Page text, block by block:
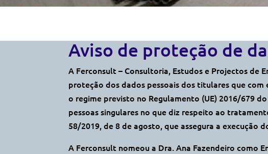
Aviso de proteção de
A Ferconsult – Consultoria, Estudos e Projectos de
proteção dos dados pessoais dos titulares que
o regime previsto no Regulamento (UE) 2016/679
pessoas singulares no que diz respeito ao
58/2019, de 8 de agosto, que assegura a execução
A Ferconsult nomeou a Dra. Ana Fazendeiro como